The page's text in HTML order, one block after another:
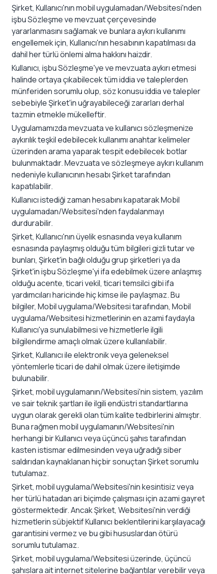
Şirket, Kullanıcı'nın mobil uygulamadan/Websitesi'nden
işbu Sözleşme ve mevzuat çerçevesinde
yararlanmasını sağlamak ve bunlara aykırı kullanımı
engellemek için, Kullanıcı'nın hesabının kapatılması da
dahil her türlü önlemi alma hakkını haizdir.
Kullanıcı, işbu Sözleşme'ye ve mevzuata aykırı etmesi
halinde ortaya çıkabilecek tüm iddia ve taleplerden
münferiden sorumlu olup, söz konusu iddia ve talepler
sebebiyle Şirket'in uğrayabileceği zararları derhal
tazmin etmekle mükelleftir.
Uygulamamızda mevzuata ve kullanıcı sözleşmenize
aykırılık teşkil edebilecek kullanımı anahtar kelimeler
üzerinden arama yaparak tespit edebilecek botlar
bulunmaktadır. Mevzuata ve sözleşmeye aykırı kullanım
nedeniyle kullanıcının hesabı Şirket tarafından
kapatılabilir.
Kullanıcı istediği zaman hesabını kapatarak Mobil
uygulamadan/Websitesi'nden faydalanmayı
durdurabilir.
Şirket, Kullanıcı'nın üyelik esnasında veya kullanım
esnasında paylaşmış olduğu tüm bilgileri gizli tutar ve
bunları, Şirket'in bağlı olduğu grup şirketleri ya da
Şirket'in işbu Sözleşme'yi ifa edebilmek üzere anlaşmış
olduğu acente, ticari vekil, ticari temsilci gibi ifa
yardımcıları haricinde hiç kimse ile paylaşmaz. Bu
bilgiler, Mobil uygulama/Websitesi tarafından, Mobil
uygulama/Websitesi hizmetlerinin en azami faydayla
Kullanıcı'ya sunulabilmesi ve hizmetlerle ilgili
bilgilendirme amaçlı olmak üzere kullanılabilir.
Şirket, Kullanıcı ile elektronik veya geleneksel
yöntemlerle ticari de dahil olmak üzere iletişimde
bulunabilir.
Şirket, mobil uygulamanın/Websitesi'nin sistem, yazılım
ve sair teknik şartları ile ilgili endüstri standartlarına
uygun olarak gerekli olan tüm kalite tedbirlerini almıştır.
Buna rağmen mobil uygulamanın/Websitesi'nin
herhangi bir Kullanıcı veya üçüncü şahıs tarafından
kasten istismar edilmesinden veya uğradığı siber
saldırıdan kaynaklanan hiçbir sonuçtan Şirket sorumlu
tutulamaz.
Şirket, mobil uygulama/Websitesi'nin kesintisiz veya
her türlü hatadan ari biçimde çalışması için azami gayret
göstermektedir. Ancak Şirket, Websitesi'nin verdiği
hizmetlerin sübjektif Kullanıcı beklentilerini karşılayacağı
garantisini vermez ve bu gibi hususlardan ötürü
sorumlu tutulamaz.
Şirket, mobil uygulama/Websitesi üzerinde, üçüncü
şahıslara ait internet sitelerine bağlantılar verebilir veya